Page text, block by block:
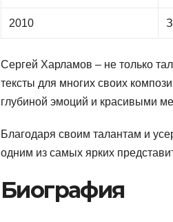
2010
Сергей Харламов – не только
тексты для многих своих
глубиной эмоций и красивыми
Благодаря своим талантам и
одним из самых ярких
Биография